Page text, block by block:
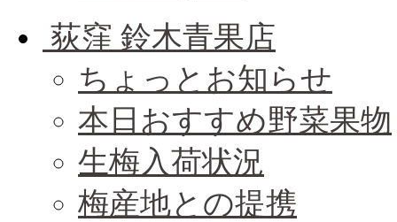
荻窪 鈴木青果店
ちょっとお知らせ
本日おすすめ野菜果物
生梅入荷状況
梅産地との提携